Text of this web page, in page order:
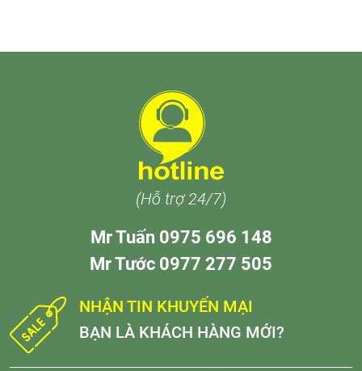
(Hỗ trợ 24/7)
Mr Tuấn 0975 696 148
Mr Tước 0977 277 505
NHẬN TIN KHUYẾN MẠI
BẠN LÀ KHÁCH HÀNG MỚI?